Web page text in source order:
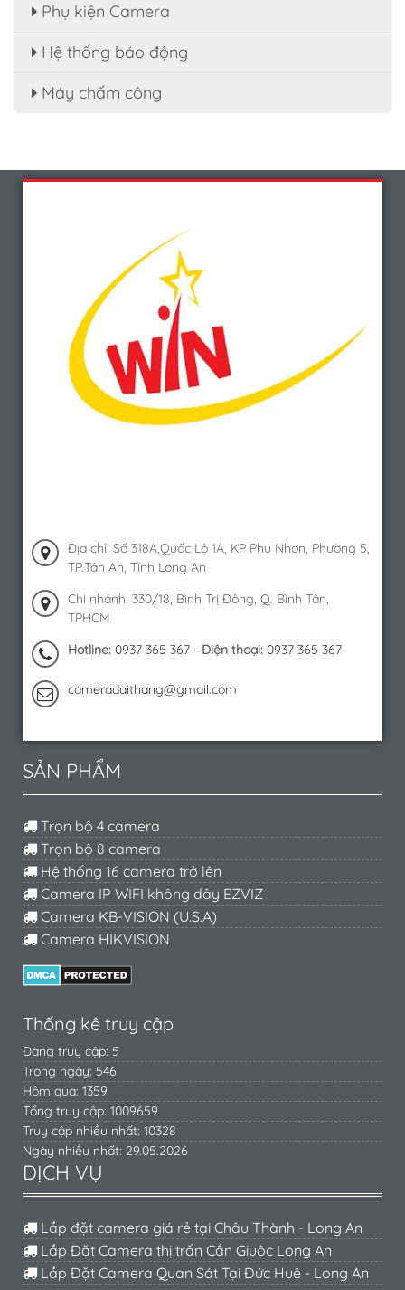
Phụ kiện Camera
Hệ thống báo động
Máy chấm công
Địa chỉ: Số 318A,Quốc Lộ 1A, KP Phú Nhơn, Phường 5,
TP.Tân An, Tỉnh Long An
Chi nhánh: 330/18, Bình Trị Đông, Q. Bình Tân,
TPHCM
Hotline: 0937 365 367 - Điện thoại: 0937 365 367
cameradaithang@gmail.com
SẢN PHẨM
Trọn bộ 4 camera
Trọn bộ 8 camera
Hệ thống 16 camera trở lên
Camera IP WIFI không dây EZVIZ
Camera KB-VISION (U.S.A)
Camera HIKVISION
Thống kê truy cập
Đang truy cập: 5
Trong ngày: 546
Hôm qua: 1359
Tổng truy cập: 1009659
Truy cập nhiều nhất: 10328
Ngày nhiều nhất: 29.05.2026
DỊCH VỤ
Lắp đặt camera giá rẻ tại Châu Thành - Long An
Lắp Đặt Camera thị trấn Cần Giuộc Long An
Lắp Đặt Camera Quan Sát Tại Đức Huệ - Long An